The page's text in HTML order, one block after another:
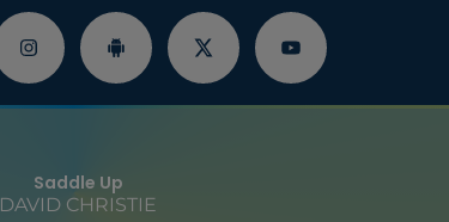
Saddle Up
DAVID CHRISTIE